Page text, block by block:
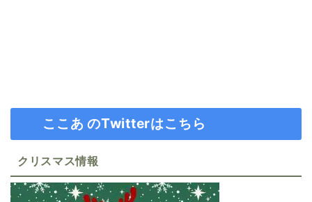
ここあ のTwitterはこちら
クリスマス情報